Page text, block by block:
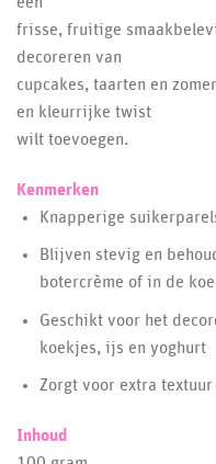
frisse, fruitige
decoreren van
cupcakes, taarten en
en kleurrijke twist
wilt toevoegen.
Kenmerken
Knapperige
Blijven stevig en
botercrème of in de
Geschikt voor het
koekjes, ijs en yoghurt
Zorgt voor extra textuur
Inhoud